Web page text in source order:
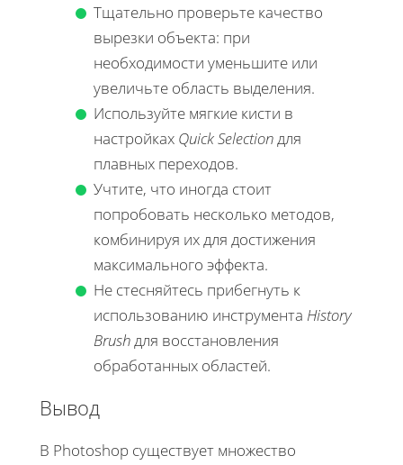
Тщательно проверьте качество
вырезки объекта: при
необходимости уменьшите или
увеличьте область выделения.
Используйте мягкие кисти в
настройках Quick Selection для
плавных переходов.
Учтите, что иногда стоит
попробовать несколько методов,
комбинируя их для достижения
максимального эффекта.
Не стесняйтесь прибегнуть к
использованию инструмента History
Brush для восстановления
обработанных областей.
Вывод
В Photoshop существует множество